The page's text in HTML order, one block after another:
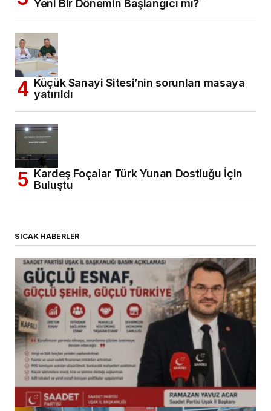
Yeni Bir Dönemin Başlangıcı mı?
Küçük Sanayi Sitesi’nin sorunları masaya
yatırıldı
Kardeş Foçalar Türk Yunan Dostluğu İçin
Buluştu
SICAK HABERLER
(başlıksız)
Alaattin Karahan tarafından 14/07/2026